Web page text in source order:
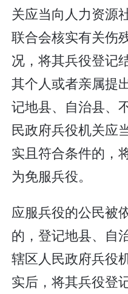
关应当向人力资源
联合会核实有关伤
况，将其兵役登记
其个人或者亲属提
记地县、自治县、
民政府兵役机关应
实且符合条件的，
为免服兵役。
应服兵役的公民被
的，登记地县、自
辖区人民政府兵役
实后，将其兵役登